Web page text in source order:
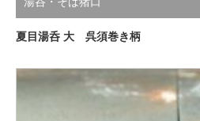
夏目湯呑 大 呉須巻き柄